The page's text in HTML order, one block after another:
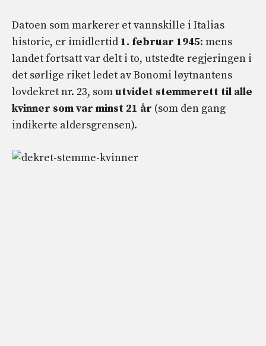
Datoen som markerer et vannskille i Italias
historie, er imidlertid 1. februar 1945: mens
landet fortsatt var delt i to, utstedte regjeringen i
det sørlige riket ledet av Bonomi løytnantens
lovdekret nr. 23, somutvidet stemmerett til alle
kvinner som var minst 21 år (som den gang
indikerte aldersgrensen).